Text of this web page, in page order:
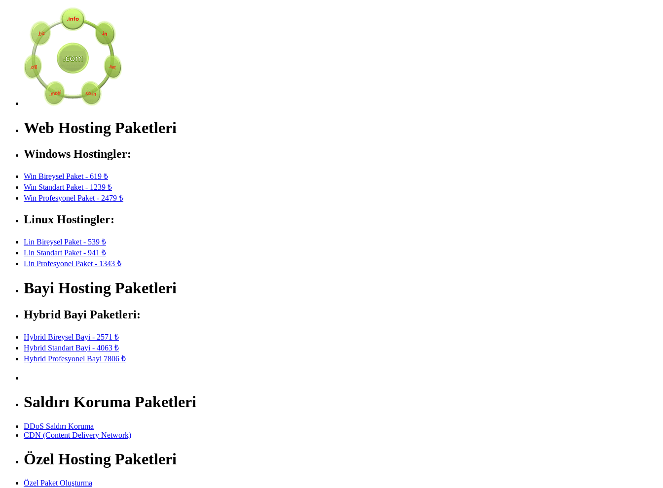
Web Hosting Paketleri
Windows Hostingler:
Win Bireysel Paket - 619 ₺
Win Standart Paket - 1239 ₺
Win Profesyonel Paket - 2479 ₺
Linux Hostingler:
Lin Bireysel Paket - 539 ₺
Lin Standart Paket - 941 ₺
Lin Profesyonel Paket - 1343 ₺
Bayi Hosting Paketleri
Hybrid Bayi Paketleri:
Hybrid Bireysel Bayi - 2571 ₺
Hybrid Standart Bayi - 4063 ₺
Hybrid Profesyonel Bayi 7806 ₺
Saldırı Koruma Paketleri
DDoS Saldırı Koruma
CDN (Content Delivery Network)
Özel Hosting Paketleri
Özel Paket Oluşturma